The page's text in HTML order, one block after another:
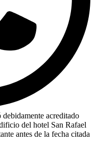
acreditado
del hotel San Rafael
antes de la fecha citada